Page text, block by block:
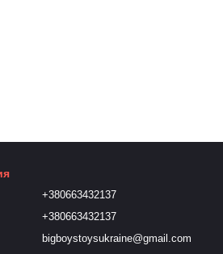
+380663432137
+380663432137
bigboystoysukraine@gmail.com